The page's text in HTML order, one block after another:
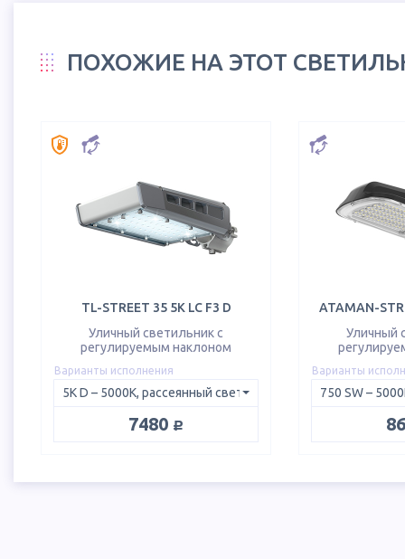
ПОХОЖИЕ НА ЭТОТ
TL-STREET 35 5K LC F3 D
Уличный светильник с
регулируемым наклоном
Варианты исполнения
7480 руб.
ATAMAN-
Уличный
Варианты